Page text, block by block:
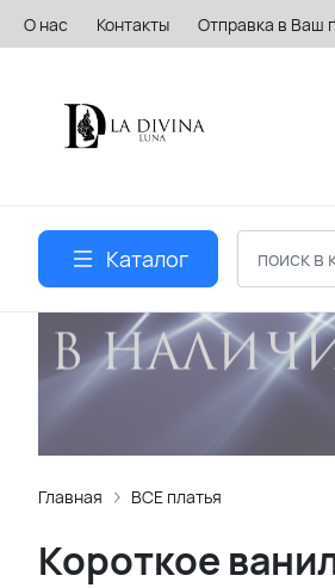
О нас Контакты Отправка в Ваш
Каталог
Главная ВСЕ платья
Короткое